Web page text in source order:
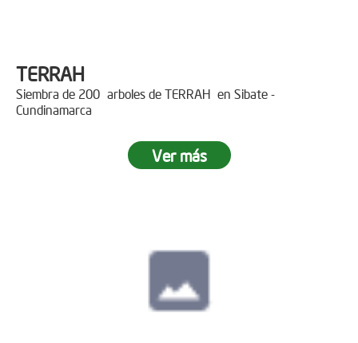
TERRAH
Siembra de 200 arboles de TERRAH en Sibate -
Cundinamarca
Ver más